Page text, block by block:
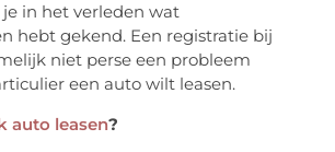
in het verleden wat
hebt gekend. Een registratie bij
niet perse een probleem
een auto wilt leasen.
auto leasen?